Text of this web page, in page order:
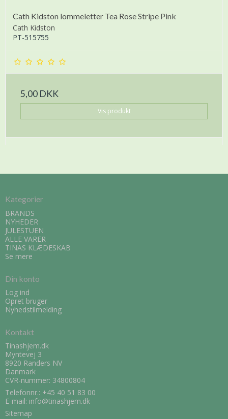
Cath Kidston lommeletter Tea Rose Stripe Pink
Cath Kidston
PT-515755
5,00 DKK
Vis produkt
Kategorier
BRANDS
NYHEDER
JULESTUEN
ALLE VARER
TINAS KLÆDESKAB
Se mere
Din konto
Log ind
Opret bruger
Nyhedstilmelding
Kontakt
Tinashjem.dk
Myntevej 3
8920 Randers NV
Danmark
CVR-nummer: 34800804
Telefonnr.: +45 40 51 83 00
E-mail: info@tinashjem.dk
Sitemap